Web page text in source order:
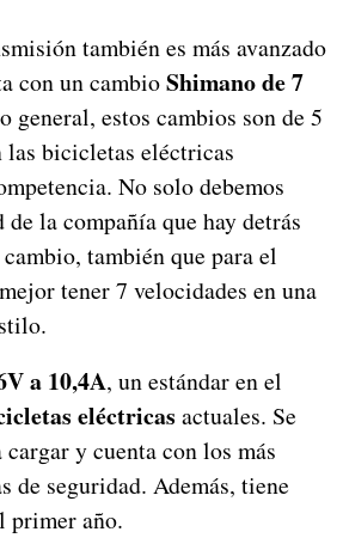
también es más avanzado
con un cambioShimanode7
general, estos cambios son de 5
las bicicletas eléctricas
No solo debemos
la compañía que hay detrás
también que para el
tener 7 velocidades en una
a 10,4A, un estándar en el
eléctricas actuales. Se
y cuenta con los más
de seguridad. Además, tiene
primer año.